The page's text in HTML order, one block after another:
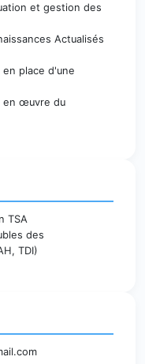
et gestion des
Actualisés
place d'une
en œuvre du
TSA
des
TDI)